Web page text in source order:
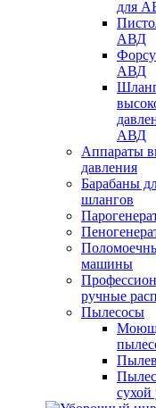
для
АВД
АВД
АВД
Аппараты
давления
Барабаны
шлангов
машины
ручные
Пылесосы
сухой